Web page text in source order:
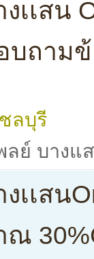
เเสน
บถาม
ชลบุรี
ลย์ บางแ
เเสน